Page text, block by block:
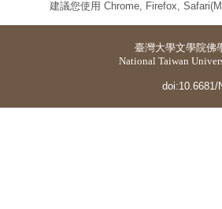
建議您使用 Chrome, Firefox,
臺灣大學文學院佛
National Taiwan
doi:10.6681/